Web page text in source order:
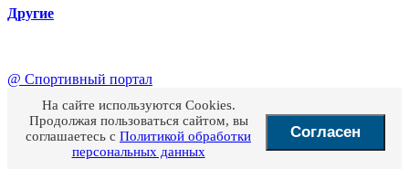
Другие
@ Спортивный портал
На сайте используются Cookies.
Продолжая пользоваться сайтом, вы
соглашаетесь с Политикой обработки
персональных данных
Согласен